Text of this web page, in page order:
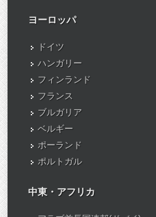
ヨーロッパ
ドイツ
ハンガリー
フィンランド
フランス
ブルガリア
ベルギー
ポーランド
ポルトガル
中東・アフリカ